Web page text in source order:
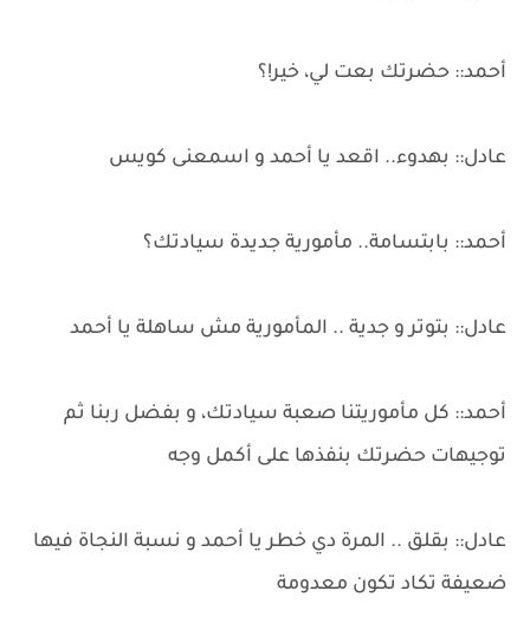
أحمد:: حضرتك بعت لي، خير!؟
عادل:: بهدوء.. اقعد يا أحمد و اسمعنى كويس
أحمد:: بابتسامة.. مأمورية جديدة سيادتك؟
عادل:: بتوتر و جدية .. المأمورية مش ساهلة يا أحمد
أحمد:: كل مأموريتنا صعبة سيادتك، و بفضل ربنا ثم
توجيهات حضرتك بنفذها على أكمل وجه
عادل:: بقلق .. المرة دي خطر يا أحمد و نسبة النجاة فيها
ضعيفة تكاد تكون معدومة